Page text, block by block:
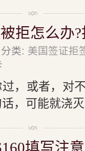
拒怎么办
类: 美国签证拒
，或者，对
，可能就浇
填写注